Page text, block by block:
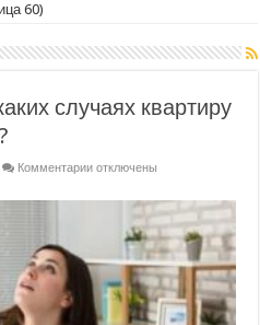
60)
случаях квартиру
Комментариик
залив.
каких
случаях
квартиру
лучше
отключены